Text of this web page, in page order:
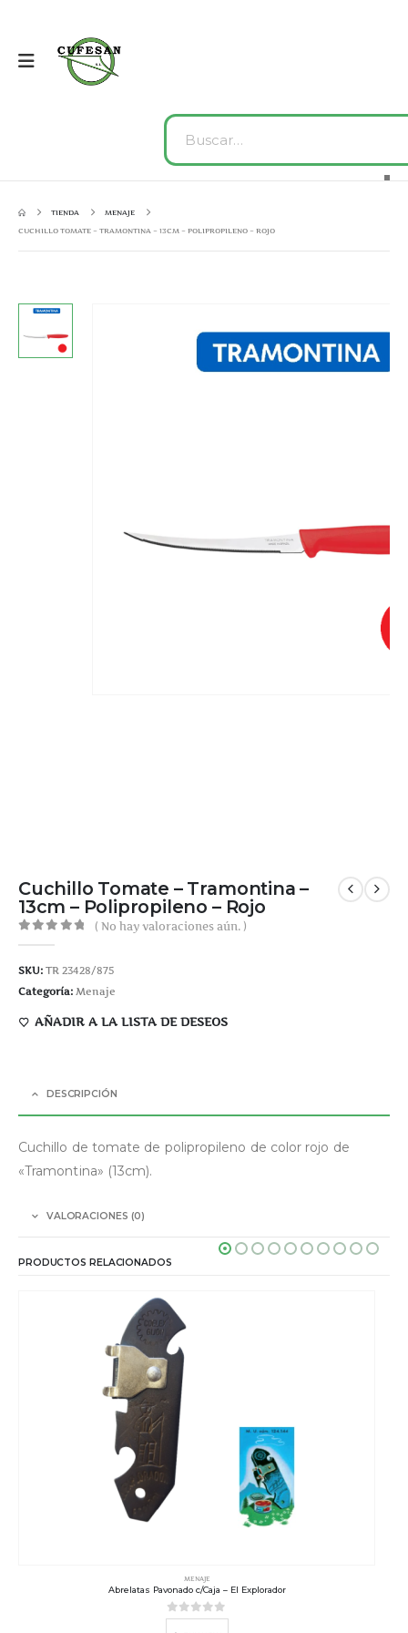
TIENDA
MENAJE
CUCHILLO TOMATE – TRAMONTINA – 13CM – POLIPROPILENO – ROJO
Cuchillo Tomate – Tramontina –
13cm – Polipropileno – Rojo
( No hay valoraciones aún. )
SKU: TR 23428/875
Categoría: Menaje
AÑADIR A LA LISTA DE DESEOS
DESCRIPCIÓN
Cuchillo de tomate de polipropileno de color rojo de
«Tramontina» (13cm).
VALORACIONES (0)
PRODUCTOS RELACIONADOS
MENAJE
Abrelatas Pavonado c/Caja – El Explorador
0out of 5